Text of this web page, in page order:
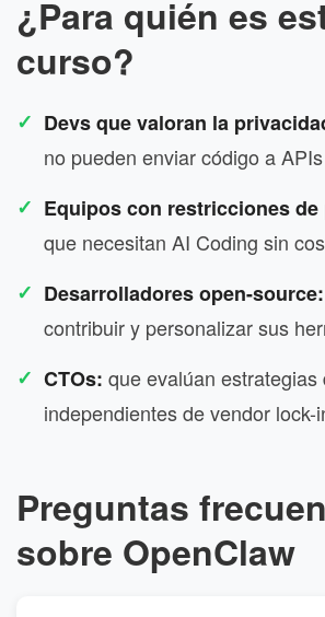
¿Para quién es
curso?
Devs que valoran la
no pueden enviar código a
Equipos con restricciones
que necesitan AI Coding sin
Desarrolladores open-source:
contribuir y personalizar sus
CTOs: que evalúan estrategias
independientes de vendor lock-
Preguntas
sobre OpenClaw